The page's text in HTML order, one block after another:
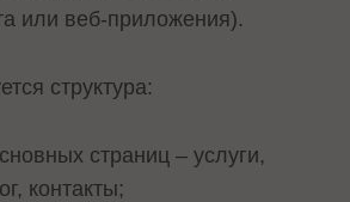
или веб-приложения).
структура:
страниц – услуги,
контакты;